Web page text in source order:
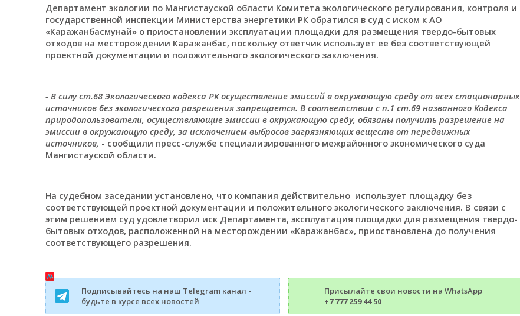
Департамент экологии по Мангистауской области Комитета экологического регулирования, контроля и
государственной инспекции Министерства энергетики РК обратился в суд с иском к АО
«Каражанбасмунай» о приостановлении эксплуатации площадки для размещения твердо-бытовых
отходов на месторождении Каражанбас, поскольку ответчик использует ее без соответствующей
проектной документации и положительного экологического заключения.
- В силу ст.68 Экологического кодекса РК осуществление эмиссий в окружающую среду от всех стационарных
источников без экологического разрешения запрещается. В соответствии с п.1 ст.69 названного Кодекса
природопользователи, осуществляющие эмиссии в окружающую среду, обязаны получить разрешение на
эмиссии в окружающую среду, за исключением выбросов загрязняющих веществ от передвижных
источников, - сообщили пресс-службе специализированного межрайонного экономического суда
Мангистауской области.
На судебном заседании установлено, что компания действительно использует площадку без
соответствующей проектной документации и положительного экологического заключения. В связи с
этим решением суд удовлетворил иск Департамента, эксплуатация площадки для размещения твердо-
бытовых отходов, расположенной на месторождении «Каражанбас», приостановлена до получения
соответствующего разрешения.
Подписывайтесь на наш Telegram канал -
будьте в курсе всех новостей
Присылайте свои новости на WhatsApp
+7 777 259 44 50